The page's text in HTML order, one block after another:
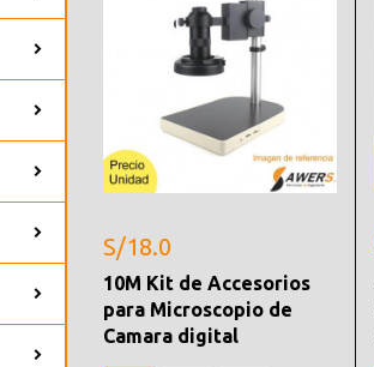
S/18.0
10M Kit de Accesorios
para Microscopio de
Camara digital